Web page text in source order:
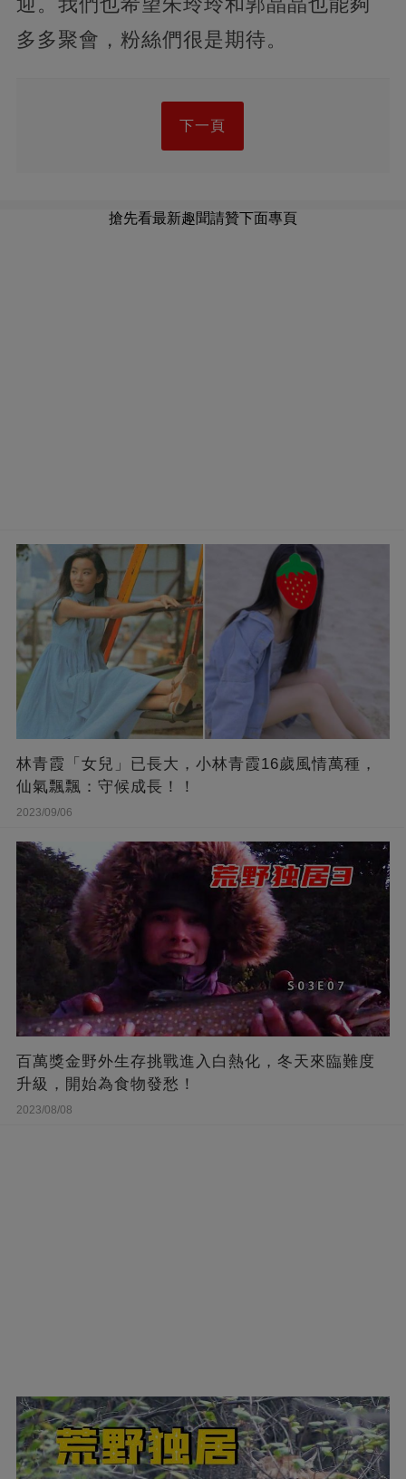
多多聚會，粉絲們很是期待。
下一頁
搶先看最新趣聞請贊下面專頁
林青霞「女兒」已長大，小林青霞16歲風情萬種，
仙氣飄飄：守候成長！！
2023/09/06
百萬獎金野外生存挑戰進入白熱化，冬天來臨難度
升級，開始為食物發愁！
2023/08/08